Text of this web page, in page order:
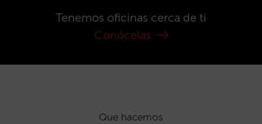
Tenemos oficinas cerca de ti
Conócelas
Que hacemos